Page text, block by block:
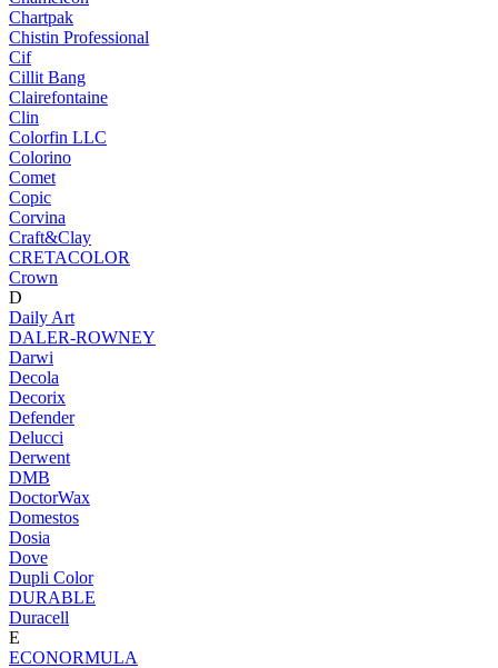
Chartpak
Chistin Professional
Cif
Cillit Bang
Clairefontaine
Clin
Colorfin LLC
Colorino
Comet
Copic
Corvina
Craft&Clay
CRETACOLOR
Crown
D
Daily Art
DALER-ROWNEY
Darwi
Decola
Decorix
Defender
Delucci
Derwent
DMB
DoctorWax
Domestos
Dosia
Dove
Dupli Color
DURABLE
Duracell
E
ECONORMULA